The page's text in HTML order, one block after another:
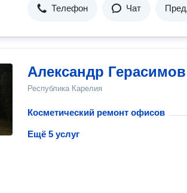
Телефон Чат
Александр Герасимов
Республика Карелия
Косметический ремонт офисов
Ещё 5 услуг